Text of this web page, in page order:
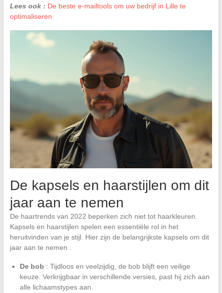
Lees ook : De beste e-mailtools om uw bedrijf in Lille te
optimaliseren
De kapsels en haarstijlen om dit
jaar aan te nemen
De haartrends van 2022 beperken zich niet tot haarkleuren.
Kapsels en haarstijlen spelen een essentiële rol in het
heruitvinden van je stijl. Hier zijn de belangrijkste kapsels om dit
jaar aan te nemen :
De bob : Tijdloos en veelzijdig, de bob blijft een veilige
keuze. Verkrijgbaar in verschillende versies, past hij zich aan
alle lichaamstypes aan.